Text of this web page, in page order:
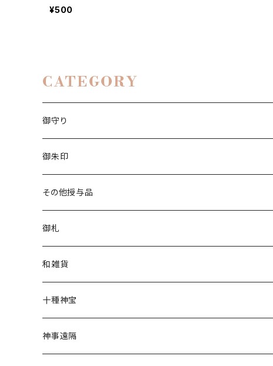
¥500
CATEGORY
御守り
白い茅の輪守り
立願成就守り
厄除守り
星守り
幸福守り
月神守り
御朱印
香り御朱印
チャリティー
花神
限定
その他授与品
清め水
御札
金神封じ札
和雑貨
文香
干支縁起物
十種神宝
護符
神事遠隔